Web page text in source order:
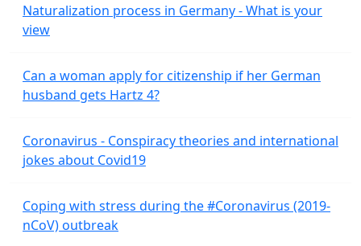
Naturalization process in Germany - What is your
view
Can a woman apply for citizenship if her German
husband gets Hartz 4?
Coronavirus - Conspiracy theories and international
jokes about Covid19
Coping with stress during the #Coronavirus (2019-
nCoV) outbreak